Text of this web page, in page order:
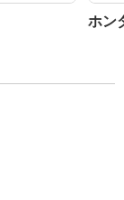
ホン